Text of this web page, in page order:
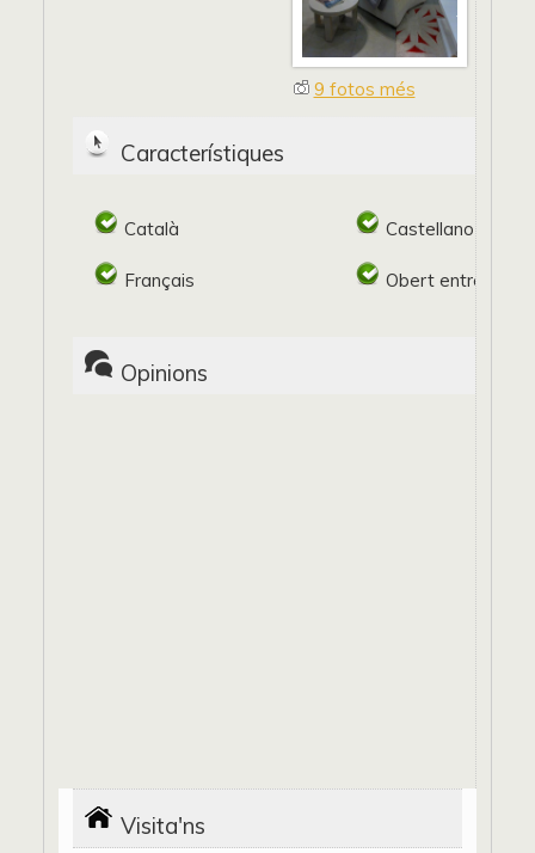
9 fotos més
Característiques
Català Castellano
Français Obert entre
Opinions
Visita'ns